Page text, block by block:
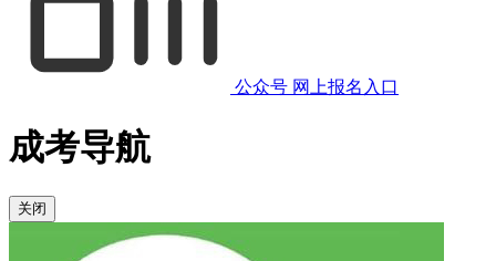
公众号 网上报名入口
成考导航
关闭